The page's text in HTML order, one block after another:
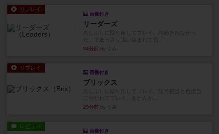
リプレイ
画像付き
リーダーズ
久しぶりに取り出してプレイ。詰めきれなかっ
た…であっさり追い込まれて負...
24分前 by くみ
リプレイ
画像付き
ブリックス
久しぶりに取り出してプレイ。記号担当と色担当
29分前 by くみ
レビュー
画像付き